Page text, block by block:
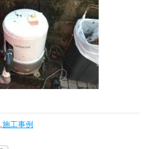
,施工事例